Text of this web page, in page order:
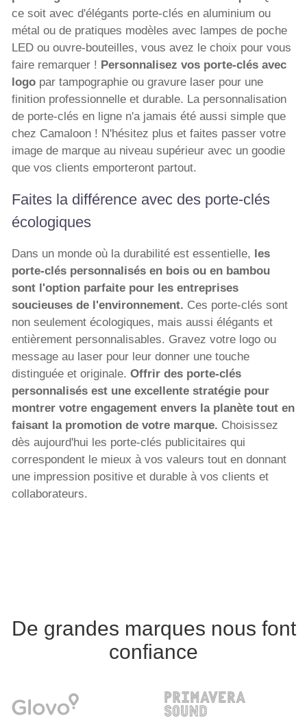
ce soit avec d'élégants porte-clés en aluminium ou
métal ou de pratiques modèles avec lampes de poche
LED ou ouvre-bouteilles, vous avez le choix pour vous
faire remarquer ! Personnalisez vos porte-clés avec
logopar tampographie ou gravure laser pour une
finition professionnelle et durable. La personnalisation
de porte-clés en ligne n'a jamais été aussi simple que
chez Camaloon ! N'hésitez plus et faites passer votre
image de marque au niveau supérieur avec un goodie
que vos clients emporteront partout.
Faites la différence avec des porte-clés
écologiques
Dans un monde où la durabilité est essentielle, les
porte-clés personnalisés en bois ou en bambou
sont l'option parfaite pour les entreprises
soucieuses de l'environnement. Ces porte-clés sont
non seulement écologiques, mais aussi élégants et
entièrement personnalisables. Gravez votre logo ou
message au laser pour leur donner une touche
distinguée et originale. Offrir des porte-clés
personnalisés est une excellente stratégie pour
montrer votre engagement envers la planète tout en
faisant la promotion de votre marque. Choisissez
dès aujourd'hui les porte-clés publicitaires qui
correspondent le mieux à vos valeurs tout en donnant
une impression positive et durable à vos clients et
collaborateurs.
De grandes marques nous font
confiance